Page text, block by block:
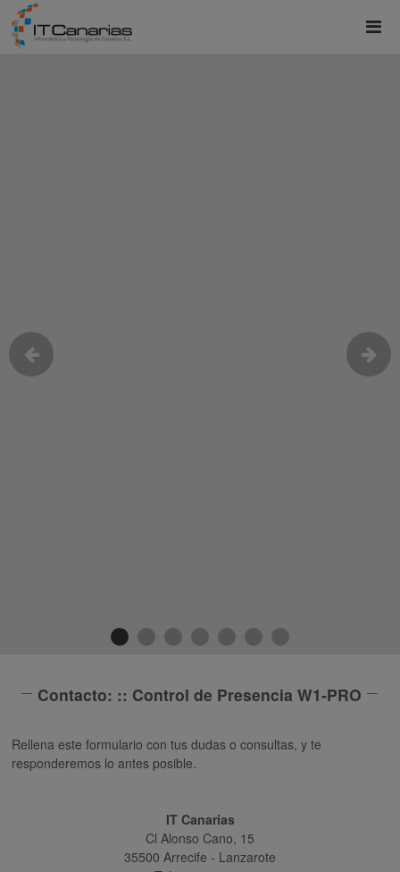
Contacto: :: Control de Presencia W1-PRO
Rellena este formulario con tus dudas o consultas, y te
responderemos lo antes posible.
IT Canarias
Cl Alonso Cano, 15
35500 Arrecife - Lanzarote